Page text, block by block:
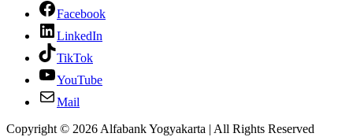
Facebook
LinkedIn
TikTok
YouTube
Mail
Copyright © 2026Alfabank Yogyakarta | All Rights Reserved